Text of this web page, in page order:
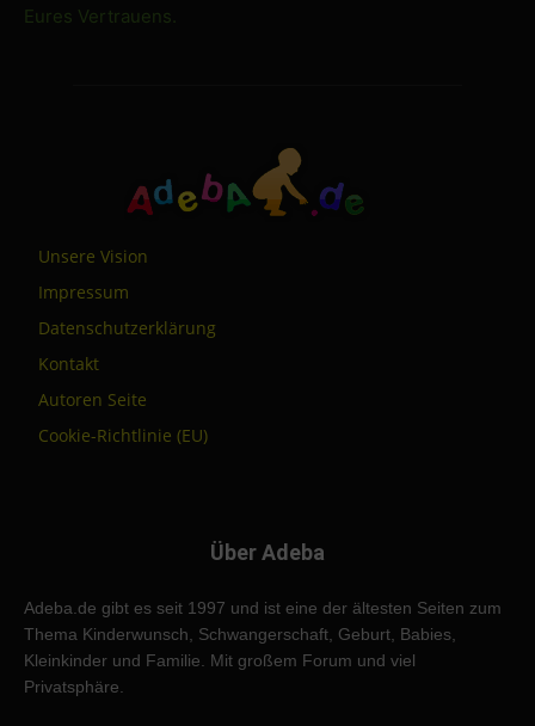
Eures Vertrauens.
Unsere Vision
Impressum
Datenschutzerklärung
Kontakt
Autoren Seite
Cookie-Richtlinie (EU)
Über Adeba
Adeba.de gibt es seit 1997 und ist eine der ältesten Seiten zum
Thema Kinderwunsch, Schwangerschaft, Geburt, Babies,
Kleinkinder und Familie. Mit großem Forum und viel
Privatsphäre.